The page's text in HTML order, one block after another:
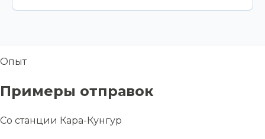
Опыт
Примеры отправок
Со станции Кара-Кунгур